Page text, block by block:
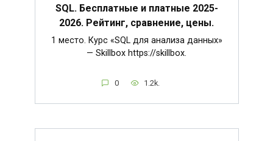
SQL. Бесплатные и платные 2025-
2026. Рейтинг, сравнение, цены.
1 место. Курс «SQL для анализа данных»
— Skillbox https://skillbox.
0 1.2k.